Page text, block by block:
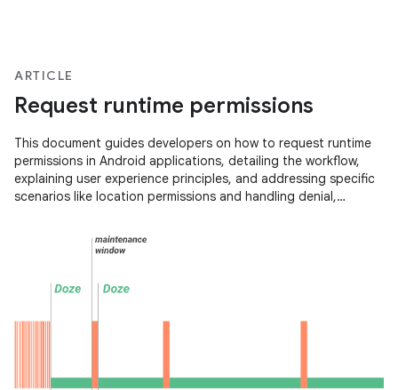
ARTICLE
Request runtime permissions
This document guides developers on how to request runtime
permissions in Android applications, detailing the workflow,
explaining user experience principles, and addressing specific
scenarios like location permissions and handling denial,